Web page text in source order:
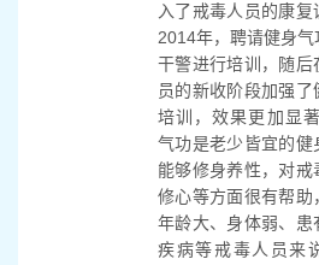
入了戒毒人员的康复
2014年，聘请健身气
干警进行培训，随后
员的新收阶段加强了
培训，效果更加显
气功是老少皆宜的健
能够修身养性，对戒
修心等方面很有帮助
年龄大、身体弱、患
疾病等戒毒人员来